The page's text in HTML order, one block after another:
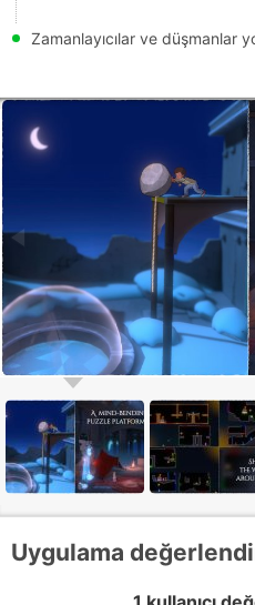
Zamanlayıcılar ve düşmanlar
Uygulama